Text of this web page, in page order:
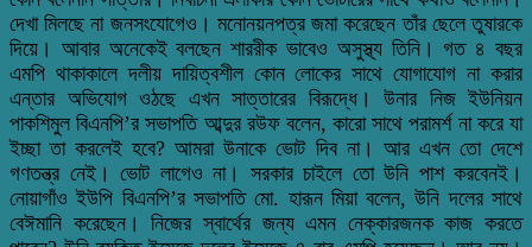
দেখা মিলছে না জনসংযোগেও। মনোনয়নপত্র জমা করেছেন তাঁর ছেলে তুষারকে
দিয়ে। আবার অনেকেই বলছেন শাররীক ভাবেও অসুস্থ্য তিনি। গত ৪ বছর
এমপি থাকাকালে দলীয় দায়িত্বশীল কোন লোকের সাথে যোগাযোগ না করার
এন্তার অভিযোগ ওঠছে এখন সাত্তারের বিরূদ্ধে। উনার নিজ ইউনিয়ন
পাকশিমুল বিএনপি’র সভাপতি আব্দুর রউফ বলেন, কারো সাথে পরামর্শ না করে যা
ইচ্ছা তা করলেই হবে? আমরা উনাকে ভোট দিব না। আর এখন তো দেশে
গণতন্ত্র নেই। ভোট লাগেও না। সরকার চাইলে তো উনি পাশ করবেনই।
নোয়াগাঁও ইউপি বিএনপি’র সভাপতি মো. হারূন মিয়া বলেন, উনি দলের সাথে
বেঈমানি করেছেন। নিজের স্বার্থের জন্য এমন নেক্কারজনক কাজ করতে